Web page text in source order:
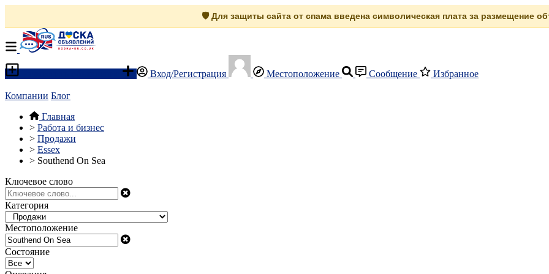
🛡️ Для защиты сайта от спама введена символическая плата за размещение
Вход/Регистрация Местоположение Сообщение Избранное
Компании Блог
Главная
> Работа и бизнес
> Продажи
> Essex
> Southend On Sea
Ключевое слово
Категория
Местоположение
Состояние